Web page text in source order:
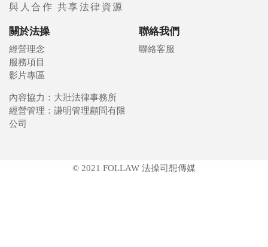
與人合作 共享法律資源
關於法操
經營理念
服務項目
影片專區
聯絡我們
聯絡客服
內容協力：大壯法律事務所
經營管理：謙明管理顧問有限
公司
© 2021 FOLLAW 法操司想傳媒